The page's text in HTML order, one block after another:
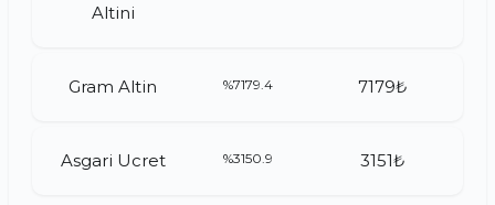
Altini
Gram Altin %7179.4 7179₺
Asgari Ucret %3150.9 3151₺